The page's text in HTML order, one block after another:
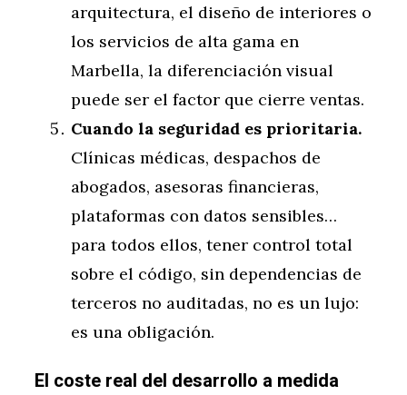
arquitectura, el diseño de interiores o
los servicios de alta gama en
Marbella, la diferenciación visual
puede ser el factor que cierre ventas.
Cuando la seguridad es prioritaria.
Clínicas médicas, despachos de
abogados, asesoras financieras,
plataformas con datos sensibles…
para todos ellos, tener control total
sobre el código, sin dependencias de
terceros no auditadas, no es un lujo:
es una obligación.
El coste real del desarrollo a medida